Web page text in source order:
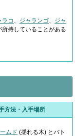
ラコ 、 ジャランゴ、 ジャ
所持していることがある
方法・入手場所
ムド (揺れる木) とバト